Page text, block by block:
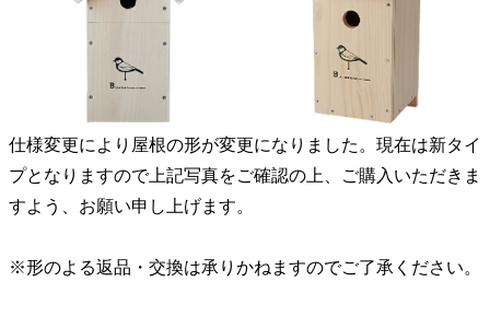
仕様変更により屋根の形が変更になりました。現在は新タイ
プとなりますので上記写真をご確認の上、ご購入いただきま
すよう、お願い申し上げます。
※形のよる返品・交換は承りかねますのでご了承ください。